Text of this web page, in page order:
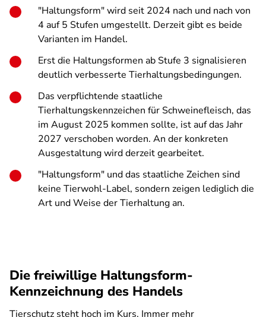
"Haltungsform" wird seit 2024 nach und nach von
4 auf 5 Stufen umgestellt. Derzeit gibt es beide
Varianten im Handel.
Erst die Haltungsformen ab Stufe 3 signalisieren
deutlich verbesserte Tierhaltungsbedingungen.
Das verpflichtende staatliche
Tierhaltungskennzeichen für Schweinefleisch, das
im August 2025 kommen sollte, ist auf das Jahr
2027 verschoben worden. An der konkreten
Ausgestaltung wird derzeit gearbeitet.
"Haltungsform" und das staatliche Zeichen sind
keine Tierwohl-Label, sondern zeigen lediglich die
Art und Weise der Tierhaltung an.
Die freiwillige Haltungsform-
Kennzeichnung des Handels
Tierschutz steht hoch im Kurs. Immer mehr